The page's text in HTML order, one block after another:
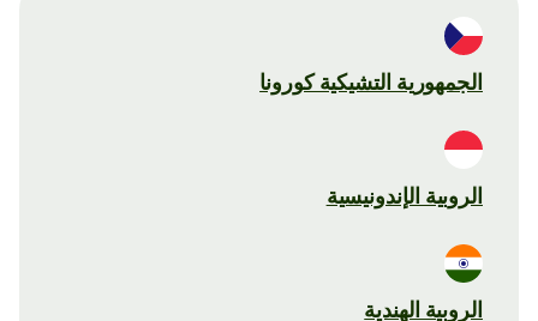
الجمهورية التشيكية كورونا
الروبية الإندونيسية
الروبية الهندية